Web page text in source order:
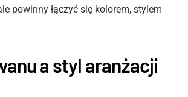
powinny łączyć się kolorem, stylem
a styl aranżacji